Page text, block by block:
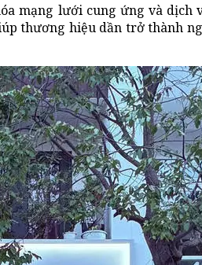
mạng lưới cung ứng và dịch
thương hiệu dần trở thành